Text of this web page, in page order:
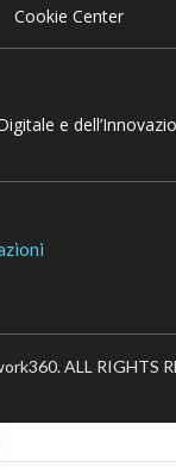
Cookie Center
e
ALL RIGHTS